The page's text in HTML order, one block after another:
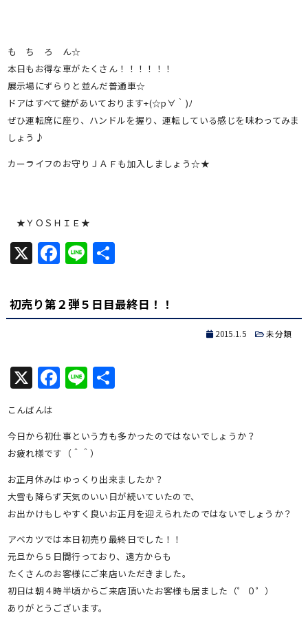
も ち ろ ん☆
本日もお得な車がたくさん！！！！！！
展示場にずらりと並んだ普通車☆
ドアはすべて鍵があいております+(☆p∀｀)ﾉ
ぜひ運転席に座り、ハンドルを握り、運転している感じを味わってみま
しょう♪
カーライフのお守りＪＡＦも加入しましょう☆★
★ＹＯＳＨＩＥ★
X Facebook
Line共
初売り第２弾５日目最終日！！
2015.1.5 未分類
X Facebook
Line共
こんばんは
今日から初仕事という方も多かったのではないでしょうか？
お疲れ様です（＾＾）
お正月休みはゆっくり出来ましたか？
大雪も降らず天気のいい日が続いていたので、
お出かけもしやすく良いお正月を迎えられたのではないでしょうか？
アベカツでは本日初売り最終日でした！！
元旦から５日間行っており、遠方からも
たくさんのお客様にご来店いただきました。
初日は朝４時半頃からご来店頂いたお客様も居ました（゜０゜）
ありがとうございます。